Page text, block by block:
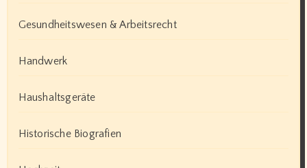
Gesundheitswesen & Arbeitsrecht
Handwerk
Haushaltsgeräte
Historische Biografien